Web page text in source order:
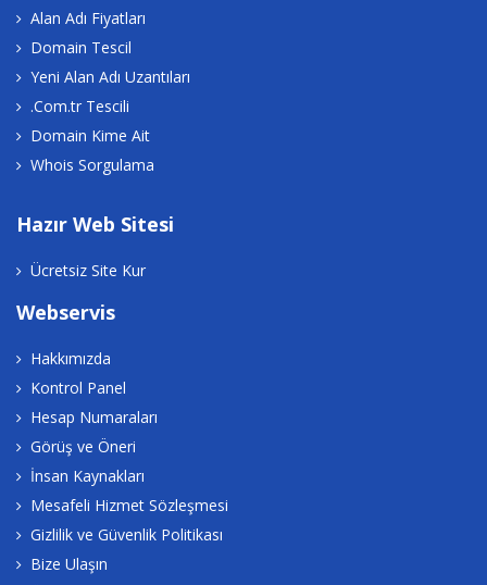
Alan Adı Fiyatları
Domain Tescil
Yeni Alan Adı Uzantıları
.Com.tr Tescili
Domain Kime Ait
Whois Sorgulama
Hazır Web Sitesi
Ücretsiz Site Kur
Webservis
Hakkımızda
Kontrol Panel
Hesap Numaraları
Görüş ve Öneri
İnsan Kaynakları
Mesafeli Hizmet Sözleşmesi
Gizlilik ve Güvenlik Politikası
Bize Ulaşın